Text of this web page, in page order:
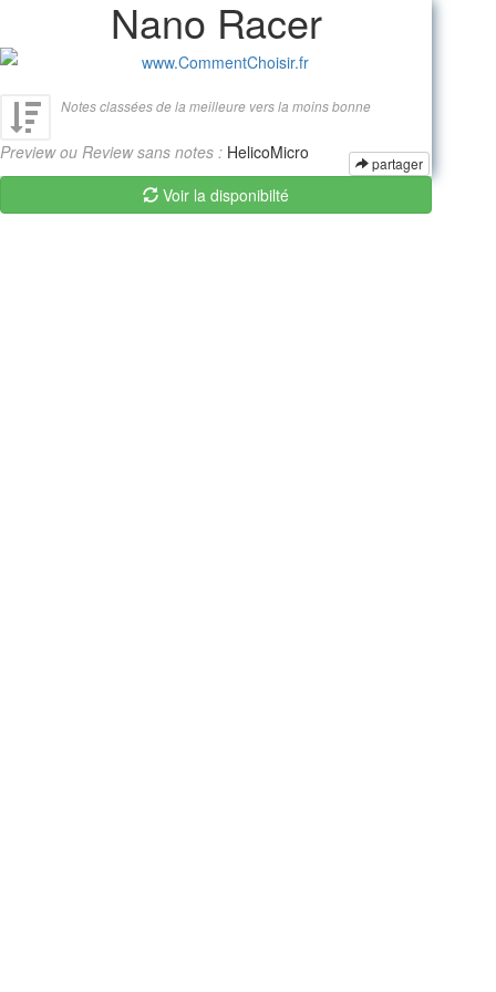
Nano Racer
www.CommentChoisir.fr
Notes classées de la meilleure vers la moins bonne
Preview ou Review sans notes : HelicoMicro
partager
Voir la disponibilté